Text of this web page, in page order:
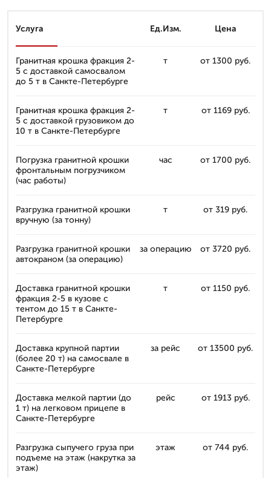
Услуга Ед.Изм. Цена
Гранитная крошка фракция 2-
5 с доставкой самосвалом
до 5 т в Санкте-Петербурге
т от 1300 руб.
Гранитная крошка фракция 2-
5 с доставкой грузовиком до
10 т в Санкте-Петербурге
т от 1169 руб.
Погрузка гранитной крошки
фронтальным погрузчиком
(час работы)
час от 1700 руб.
Разгрузка гранитной крошки
вручную (за тонну)
т от 319 руб.
Разгрузка гранитной крошки
автокраном (за операцию)
за операцию от 3720 руб.
Доставка гранитной крошки
фракция 2-5 в кузове с
тентом до 15 т в Санкте-
Петербурге
т от 1150 руб.
Доставка крупной партии
(более 20 т) на самосвале в
Санкте-Петербурге
за рейс от 13500 руб.
Доставка мелкой партии (до
1 т) на легковом прицепе в
Санкте-Петербурге
рейс от 1913 руб.
Разгрузка сыпучего груза при
подъеме на этаж (накрутка за
этаж)
этаж от 744 руб.